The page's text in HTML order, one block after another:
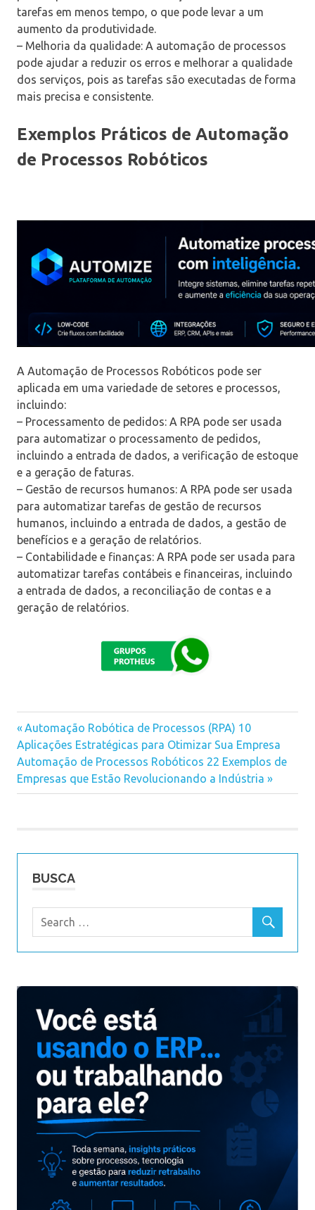
tarefas em menos tempo, o que pode levar a um
aumento da produtividade.
– Melhoria da qualidade: A automação de processos
pode ajudar a reduzir os erros e melhorar a qualidade
dos serviços, pois as tarefas são executadas de forma
mais precisa e consistente.
Exemplos Práticos de Automação
de Processos Robóticos
A Automação de Processos Robóticos pode ser
aplicada em uma variedade de setores e processos,
incluindo:
– Processamento de pedidos: A RPA pode ser usada
para automatizar o processamento de pedidos,
incluindo a entrada de dados, a verificação de estoque
e a geração de faturas.
– Gestão de recursos humanos: A RPA pode ser usada
para automatizar tarefas de gestão de recursos
humanos, incluindo a entrada de dados, a gestão de
benefícios e a geração de relatórios.
– Contabilidade e finanças: A RPA pode ser usada para
automatizar tarefas contábeis e financeiras, incluindo
a entrada de dados, a reconciliação de contas e a
geração de relatórios.
Navegação
de
Post
Previous
Post:
Automação Robótica de Processos (RPA) 10
Aplicações Estratégicas para Otimizar Sua Empresa
Next
Post:
Automação de Processos Robóticos 22 Exemplos de
Empresas que Estão Revolucionando a Indústria
BUSCA